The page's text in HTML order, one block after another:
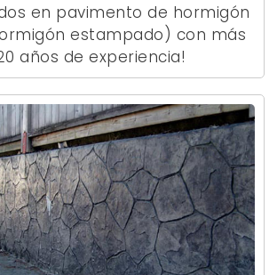
en pavimento de hormigón
estampado) con más
años de experiencia!